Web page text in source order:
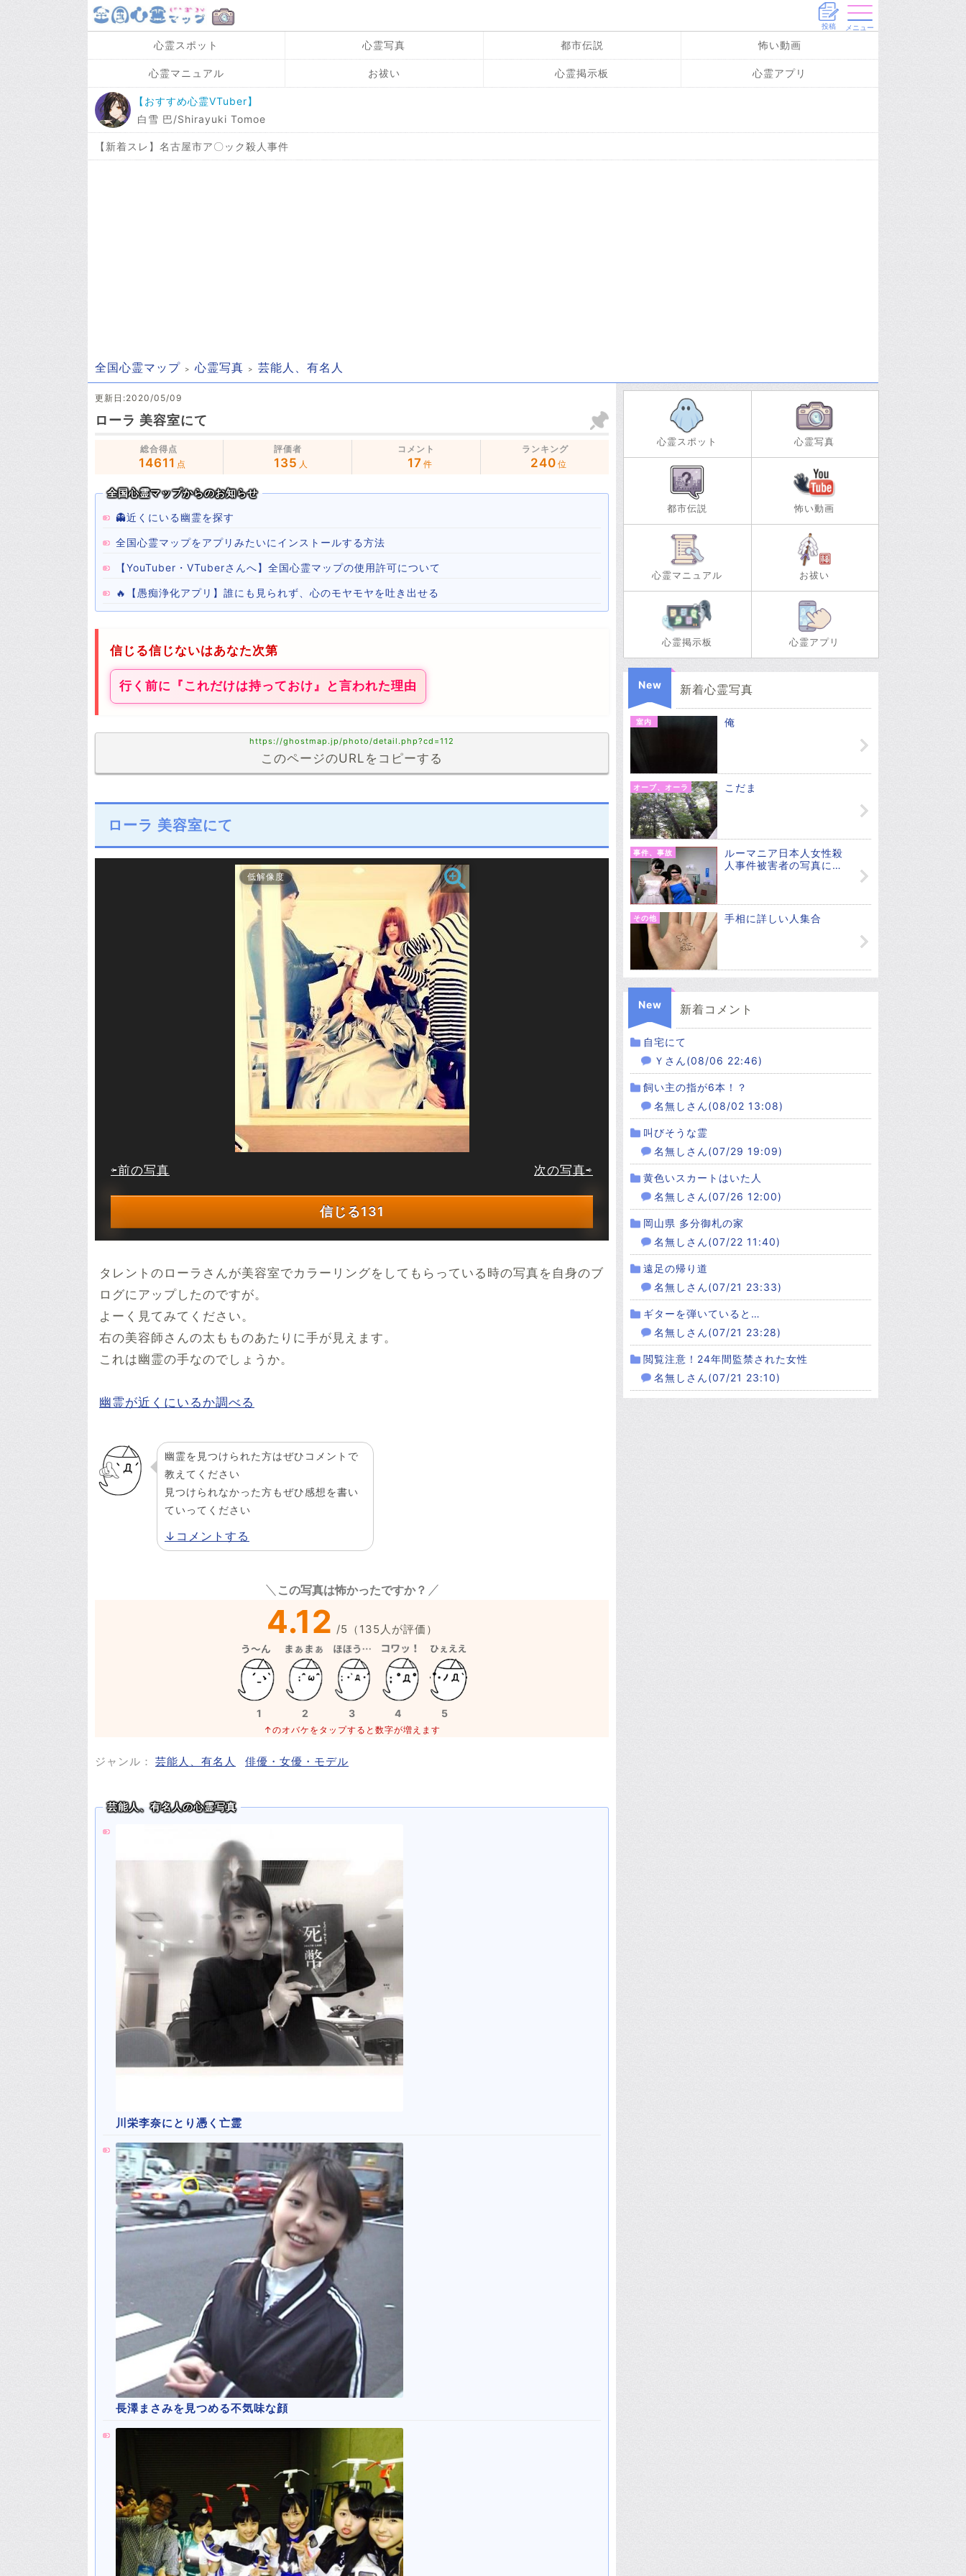
投稿 メニュー
心霊スポット 心霊写真 都市伝説 怖い動画
心霊マニュアル お祓い 心霊掲示板 心霊アプリ
【おすすめ心霊VTuber】
白雪 巴/Shirayuki Tomoe
【新着スレ】名古屋市ア〇ック殺人事件
全国心霊マップ 心霊写真 芸能人、有名人
更新日:2020/05/09
ローラ 美容室にて
総合得点
14611 点
評価者
135 人
コメント
17 件
ランキング
240 位
全国心霊マップからのお知らせ
👻近くにいる幽霊を探す
全国心霊マップをアプリみたいにインストールする方法
【YouTuber・VTuberさんへ】全国心霊マップの使用許可について
🔥【愚痴浄化アプリ】誰にも見られず、心のモヤモヤを吐き出せる
信じる信じないはあなた次第
行く前に『これだけは持っておけ』と言われた理由
https://ghostmap.jp/photo/detail.php?cd=112
このページのURLをコピーする
ローラ 美容室にて
低解像度
⇦前の写真 次の写真⇨
信じる131
タレントのローラさんが美容室でカラーリングをしてもらっている時の写真を自身のブ
ログにアップしたのですが。
よーく見てみてください。
右の美容師さんの太もものあたりに手が見えます。
これは幽霊の手なのでしょうか。
幽霊が近くにいるか調べる
幽霊を見つけられた方はぜひコメントで
教えてください
見つけられなかった方もぜひ感想を書い
ていってください
↓コメントする
この写真は怖かったですか？
4.12 /5 （ 135 人が評価）
1 2 3 4 5
↑のオバケをタップすると数字が増えます
ジャンル： 芸能人、有名人 俳優・女優・モデル
芸能人、有名人の心霊写真
川栄李奈にとり憑く亡霊
長澤まさみを見つめる不気味な顔
心霊スポット 心霊写真
都市伝説 怖い動画
心霊マニュアル お祓い
心霊掲示板 心霊アプリ
New 新着心霊写真
室内 俺
オーブ、オーラ こだま
事件、事故
ルーマニア日本人女性殺
人事件被害者の写真に…
その他 手相に詳しい人集合
New 新着コメント
自宅にて
Ｙさん(08/06 22:46)
飼い主の指が6本！？
名無しさん(08/02 13:08)
叫びそうな霊
名無しさん(07/29 19:09)
黄色いスカートはいた人
名無しさん(07/26 12:00)
岡山県 多分御札の家
名無しさん(07/22 11:40)
遠足の帰り道
名無しさん(07/21 23:33)
ギターを弾いていると…
名無しさん(07/21 23:28)
閲覧注意！24年間監禁された女性
名無しさん(07/21 23:10)